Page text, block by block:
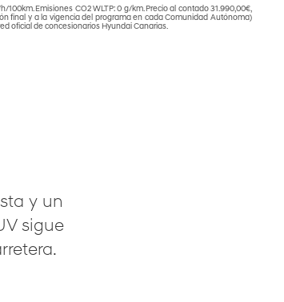
Emisiones CO2 WLTP: 0 g/km. Precio al contado 31.990,00€,
final y a la vigencia del programa en cada Comunidad Autónoma)
oficial de concesionarios Hyundai Canarias.
y un
sigue